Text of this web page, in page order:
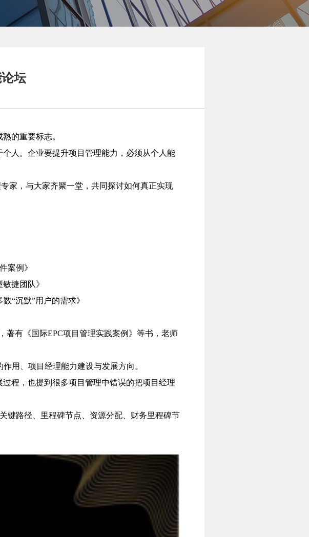
坛
的重要标志。
人。企业要提升项目管理能力，必须从个人能
家，与大家齐聚一堂，共同探讨如何真正实现
案例》
捷团队》
“沉默”用户的需求》
著有《国际EPC项目管理实践案例》等书，老师
用、项目经理能力建设与发展方向。
程，也提到很多项目管理中错误的把项目经理
键路径、里程碑节点、资源分配、财务里程碑节